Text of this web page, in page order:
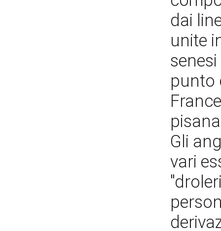
dai
unite
punto
Gli
vari